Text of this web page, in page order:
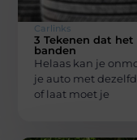
Carlinks
3 Tekenen dat
banden
Helaas kan je
je auto met
of laat moet je